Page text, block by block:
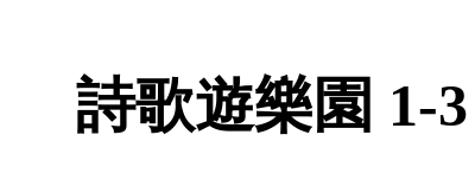
詩歌遊樂園 1-